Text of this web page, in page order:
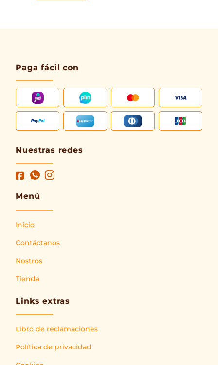
Paga fácil con
Nuestras redes
Menú
Inicio
Contáctanos
Nostros
Tienda
Links extras
Libro de reclamaciones
Política de privacidad